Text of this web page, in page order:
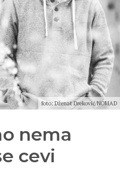
foto: Dženat Dreković/NOMAD
nema
cevi